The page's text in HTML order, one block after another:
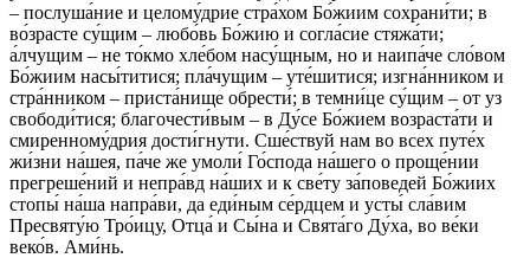
– послуша́ние и целому́дрие стра́хом Бо́жиим сохрани́ти; в
во́зрасте су́щим – любо́вь Бо́жию и согла́сие стяжа́ти;
а́лчущим – не то́кмо хле́бом насу́щным, но и наипа́че сло́вом
Бо́жиим насы́титися; пла́чущим – уте́шитися; изгна́нником и
стра́нником – приста́нище обрести́; в темни́це су́щим – от уз
свободи́тися; благочести́вым – в Ду́се Бо́жием возраста́ти и
смиренному́дрия дости́гнути. Сше́ствуй нам во всех путе́х
жи́зни на́шея, па́че же умоли́ Го́спода на́шего о проще́нии
прегреше́ний и непра́вд на́ших и к све́ту за́поведей Бо́жиих
стопы́ на́ша напра́ви, да еди́ным се́рдцем и усты́ сла́вим
Пресвяту́ю Тро́ицу, Отца́ и Сы́на и Свята́го Ду́ха, во ве́ки
веко́в. Ами́нь.